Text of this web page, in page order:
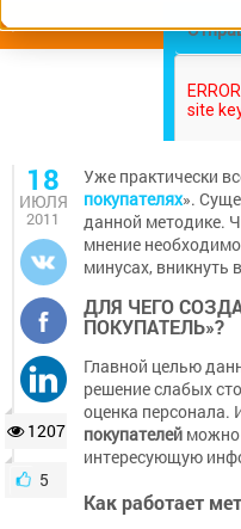
Время чтения:10 мин
18
ИЮЛЯ
2011
1207
5
Уже практически
покупателях».
данной методике.
мнение
минусах, вникнуть
ДЛЯ ЧЕГО
ПОКУПАТЕЛЬ»?
Главной целью
решение слабых
оценка
покупателей можно
интересующую
Как работает